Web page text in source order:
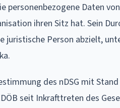
personenbezogene Daten
ihren Sitz hat. Sein
Person abzielt,
des nDSG mit
seit Inkrafttreten des